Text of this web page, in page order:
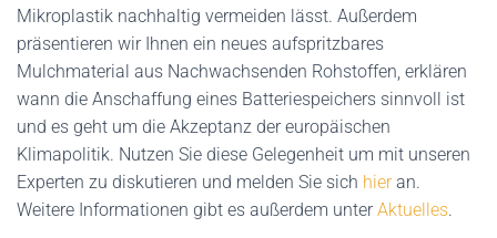
Mikroplastik nachhaltig vermeiden lässt. Außerdem
präsentieren wir Ihnen ein neues aufspritzbares
Mulchmaterial aus Nachwachsenden Rohstoffen, erklären
wann die Anschaffung eines Batteriespeichers sinnvoll ist
und es geht um die Akzeptanz der europäischen
Klimapolitik. Nutzen Sie diese Gelegenheit um mit unseren
Experten zu diskutieren und melden Sie sich hieran.
Weitere Informationen gibt es außerdem unterAktuelles.